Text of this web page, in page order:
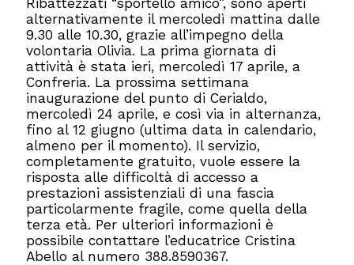
alternativamente il mercoledì mattina dalle
9.30 alle 10.30, grazie all’impegno della
volontaria Olivia. La prima giornata di
attività è stata ieri, mercoledì 17 aprile, a
Confreria. La prossima settimana
inaugurazione del punto di Cerialdo,
mercoledì 24 aprile, e così via in alternanza,
fino al 12 giugno (ultima data in calendario,
almeno per il momento). Il servizio,
completamente gratuito, vuole essere la
risposta alle difficoltà di accesso a
prestazioni assistenziali di una fascia
particolarmente fragile, come quella della
terza età. Per ulteriori informazioni è
possibile contattare l’educatrice Cristina
Abello al numero 388.8590367.